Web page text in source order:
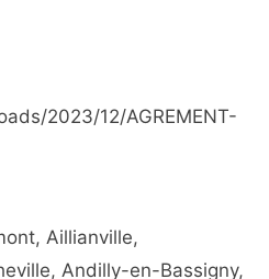
2023/12/AGREMENT-
Aillianville,
Andilly-en-Bassigny,